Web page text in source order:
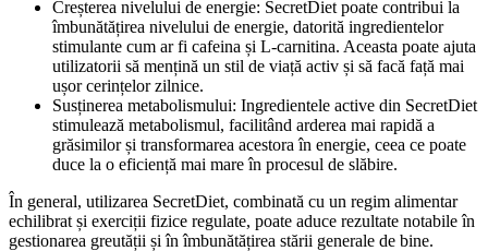
Creșterea nivelului de energie: SecretDiet poate contribui la
îmbunătățirea nivelului de energie, datorită ingredientelor
stimulante cum ar fi cafeina și L-carnitina. Aceasta poate ajuta
utilizatorii să mențină un stil de viață activ și să facă față mai
ușor cerințelor zilnice.
Susținerea metabolismului: Ingredientele active din SecretDiet
stimulează metabolismul, facilitând arderea mai rapidă a
grăsimilor și transformarea acestora în energie, ceea ce poate
duce la o eficiență mai mare în procesul de slăbire.
În general, utilizarea SecretDiet, combinată cu un regim alimentar
echilibrat și exerciții fizice regulate, poate aduce rezultate notabile în
gestionarea greutății și în îmbunătățirea stării generale de bine.